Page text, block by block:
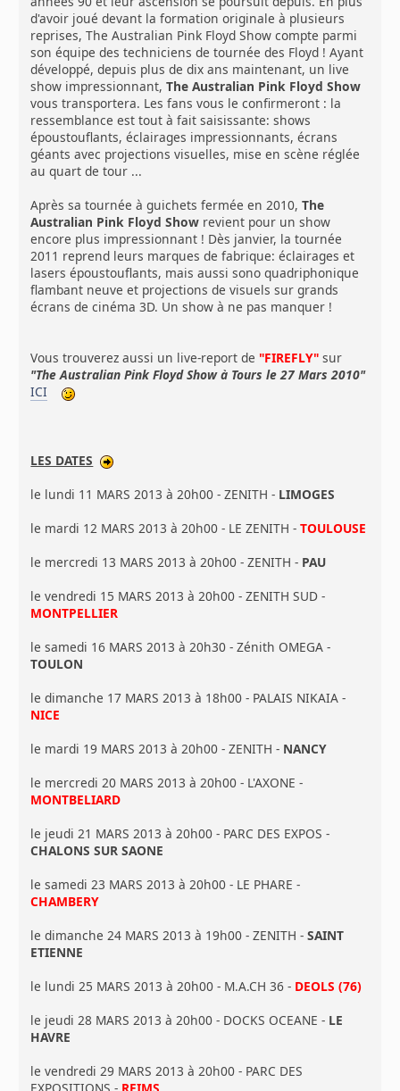
d'avoir joué devant la formation originale à plusieurs
reprises, The Australian Pink Floyd Show compte parmi
son équipe des techniciens de tournée des Floyd ! Ayant
développé, depuis plus de dix ans maintenant, un live
show impressionnant,The Australian Pink Floyd Show
vous transportera. Les fans vous le confirmeront : la
ressemblance est tout à fait saisissante: shows
époustouflants, éclairages impressionnants, écrans
géants avec projections visuelles, mise en scène réglée
au quart de tour ...
Après sa tournée à guichets fermée en 2010,The
Australian Pink Floyd Show revient pour un show
encore plus impressionnant ! Dès janvier, la tournée
2011 reprend leurs marques de fabrique: éclairages et
lasers époustouflants, mais aussi sono quadriphonique
flambant neuve et projections de visuels sur grands
écrans de cinéma 3D. Un show à ne pas manquer !
Vous trouverez aussi un live-report de "FIREFLY" sur
"The Australian Pink Floyd Show à Tours le 27 Mars 2010"
ICI
LES DATES
le lundi 11 MARS 2013 à 20h00 - ZENITH - LIMOGES
le mardi 12 MARS 2013 à 20h00 - LE ZENITH -TOULOUSE
le mercredi 13 MARS 2013 à 20h00 - ZENITH - PAU
le vendredi 15 MARS 2013 à 20h00 - ZENITH SUD -
MONTPELLIER
le samedi 16 MARS 2013 à 20h30 - Zénith OMEGA -
TOULON
le dimanche 17 MARS 2013 à 18h00 - PALAIS NIKAIA -
NICE
le mardi 19 MARS 2013 à 20h00 - ZENITH - NANCY
le mercredi 20 MARS 2013 à 20h00 - L'AXONE -
MONTBELIARD
le jeudi 21 MARS 2013 à 20h00 - PARC DES EXPOS -
CHALONS SUR SAONE
le samedi 23 MARS 2013 à 20h00 - LE PHARE -
CHAMBERY
le dimanche 24 MARS 2013 à 19h00 - ZENITH -SAINT
ETIENNE
le lundi 25 MARS 2013 à 20h00 - M.A.CH 36 - DEOLS (76)
le jeudi 28 MARS 2013 à 20h00 - DOCKS OCEANE - LE
HAVRE
le vendredi 29 MARS 2013 à 20h00 - PARC DES